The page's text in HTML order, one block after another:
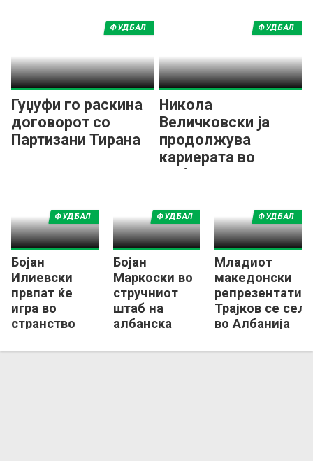
Гуџуфи го раскина
договорот со
Партизани Тирана
ФУДБАЛ
Никола
Величковски ја
продолжува
кариерата во
Албанија
ФУДБАЛ
Бојан
Илиевски
првпат ќе
игра во
странство
ФУДБАЛ
Бојан
Маркоски во
стручниот
штаб на
албанска
ФУДБАЛ
Младиот
македонски
Трајков се
во Албанија
ФУДБАЛ